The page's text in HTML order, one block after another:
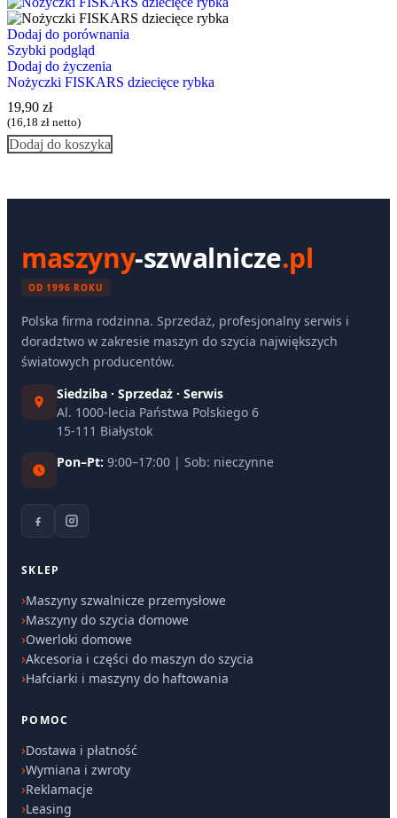
Dodaj do porównania
Szybki podgląd
Dodaj do życzenia
Nożyczki FISKARS dziecięce rybka
19,90 zł
(16,18 zł netto)
Dodaj do koszyka
maszyny-szwalnicze.pl
OD 1996 ROKU
Polska firma rodzinna. Sprzedaż, profesjonalny serwis i
doradztwo w zakresie maszyn do szycia największych
światowych producentów.
Siedziba · Sprzedaż · Serwis
Al. 1000-lecia Państwa Polskiego 6
15-111 Białystok
Pon–Pt: 9:00–17:00 | Sob: nieczynne
SKLEP
Maszyny szwalnicze przemysłowe
Maszyny do szycia domowe
Owerloki domowe
Akcesoria i części do maszyn do szycia
Hafciarki i maszyny do haftowania
POMOC
Dostawa i płatność
Wymiana i zwroty
Reklamacje
Leasing